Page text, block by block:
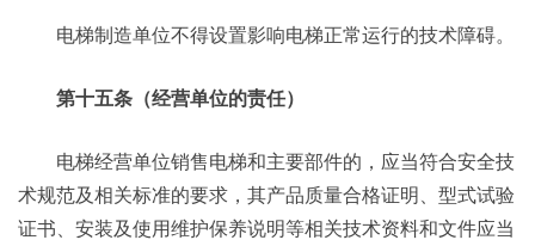
电梯制造单位不得设置影响电梯正常运行的技术障碍。
第十五条（经营单位的责任）
电梯经营单位销售电梯和主要部件的，应当符合安全技
术规范及相关标准的要求，其产品质量合格证明、型式试验
证书、安装及使用维护保养说明等相关技术资料和文件应当